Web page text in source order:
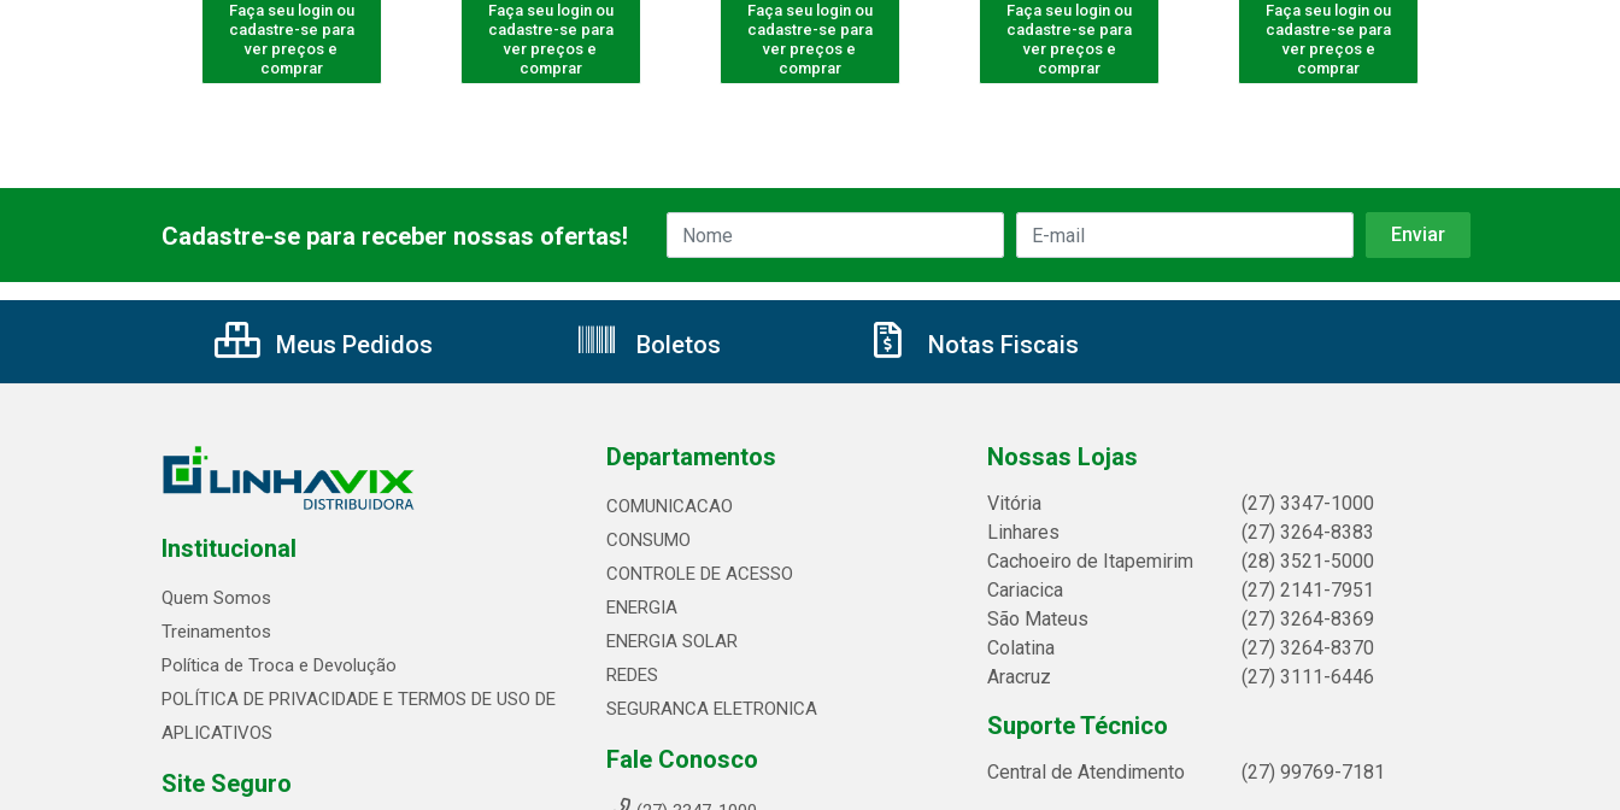
Faça seu login ou
cadastre-se para
ver preços e
comprar
Faça seu login ou
cadastre-se para
ver preços e
comprar
Faça seu login ou
cadastre-se para
ver preços e
comprar
Faça seu login ou
cadastre-se para
ver preços e
comprar
Faça seu login ou
cadastre-se para
ver preços e
comprar
Cadastre-se para receber nossas ofertas!
Meus Pedidos Boletos Notas Fiscais
Institucional
Quem Somos
Treinamentos
Política de Troca e Devolução
POLÍTICA DE PRIVACIDADE E TERMOS DE USO DE
APLICATIVOS
Site Seguro
Departamentos
COMUNICACAO
CONSUMO
CONTROLE DE ACESSO
ENERGIA
ENERGIA SOLAR
REDES
SEGURANCA ELETRONICA
Fale Conosco
Nossas Lojas
Vitória
(27) 3347-1000
Linhares
(27) 3264-8383
Cachoeiro de Itapemirim
(28) 3521-5000
Cariacica
(27) 2141-7951
São Mateus
(27) 3264-8369
Colatina
(27) 3264-8370
Aracruz
(27) 3111-6446
Suporte Técnico
Central de Atendimento (27) 99769-7181